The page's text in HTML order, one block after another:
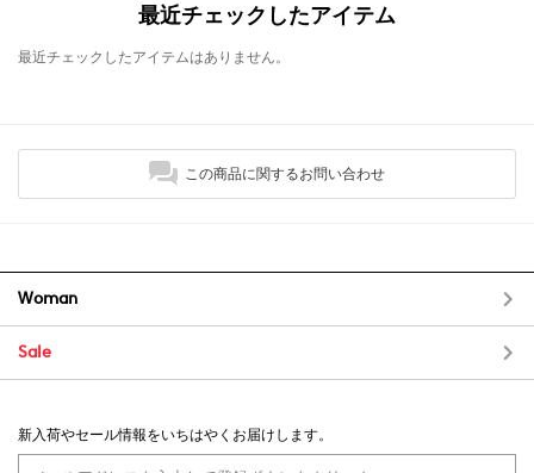
最近チェックしたアイテム
最近チェックしたアイテムはありません。
この商品に関するお問い合わせ
Woman
Sale
新入荷やセール情報をいちはやくお届けします。